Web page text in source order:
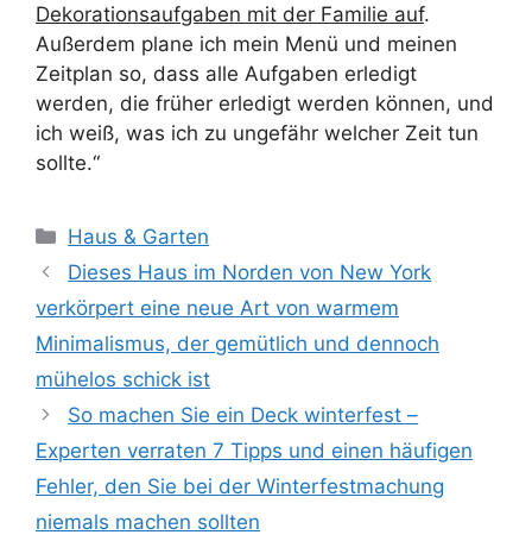
Dekorationsaufgaben mit der Familie auf.
Außerdem plane ich mein Menü und meinen
Zeitplan so, dass alle Aufgaben erledigt
werden, die früher erledigt werden können, und
ich weiß, was ich zu ungefähr welcher Zeit tun
sollte.“
Kategorien
Haus & Garten
Dieses Haus im Norden von New York
verkörpert eine neue Art von warmem
Minimalismus, der gemütlich und dennoch
mühelos schick ist
So machen Sie ein Deck winterfest –
Experten verraten 7 Tipps und einen häufigen
Fehler, den Sie bei der Winterfestmachung
niemals machen sollten